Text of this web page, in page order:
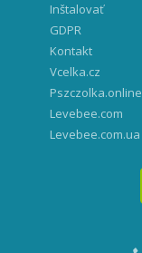
Inštalovať
GDPR
Kontakt
Vcelka.cz
Pszczolka.online
Levebee.com
Levebee.com.ua